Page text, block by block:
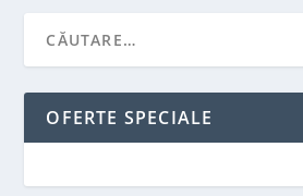
OFERTE SPECIALE